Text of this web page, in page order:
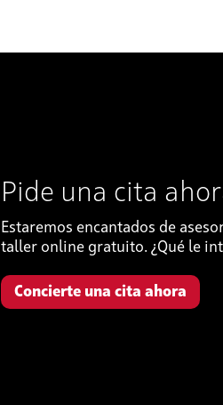
Pide una cita
Estaremos encantados de
taller online gratuito. ¿Qué le
Concierte una cita ahora